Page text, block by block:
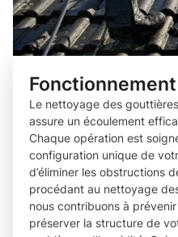
Le nettoyage des
assure un écoulement
Chaque opération est
configuration unique de
d’éliminer les obstructions
procédant au nettoyage
nous contribuons à
préserver la structure de